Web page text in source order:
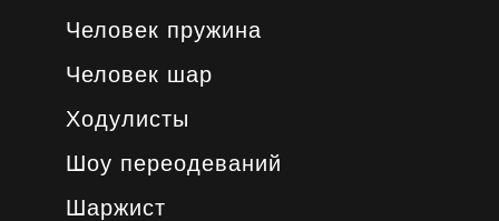
Человек пружина
Человек шар
Ходулисты
Шоу переодеваний
Шаржист